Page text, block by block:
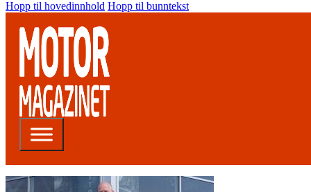
Hopp til hovedinnhold Hopp til bunntekst